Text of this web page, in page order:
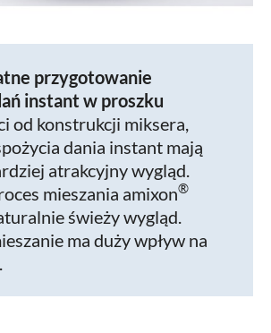
przygotowanie
instant w proszku
od konstrukcji miksera,
dania instant mają
atrakcyjny wygląd.
mieszania amixon®
świeży wygląd.
ma duży wpływ na